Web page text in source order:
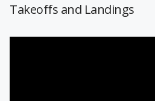
Takeoffs and Landings